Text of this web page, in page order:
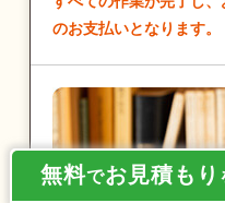
のお支払いとなります。
無料でお見積もり